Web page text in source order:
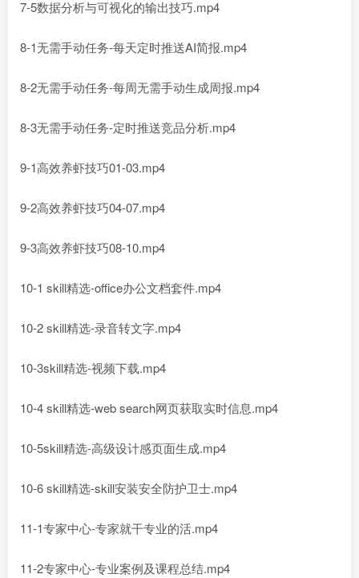
7-5数据分析与可视化的输出技巧.mp4
8-1无需手动任务-每天定时推送AI简报.mp4
8-2无需手动任务-每周无需手动生成周报.mp4
8-3无需手动任务-定时推送竞品分析.mp4
9-1高效养虾技巧01-03.mp4
9-2高效养虾技巧04-07.mp4
9-3高效养虾技巧08-10.mp4
10-1 skill精选-office办公文档套件.mp4
10-2 skill精选-录音转文字.mp4
10-3skill精选-视频下载.mp4
10-4 skill精选-web search网页获取实时信息.mp4
10-5skill精选-高级设计感页面生成.mp4
10-6 skill精选-skill安装安全防护卫士.mp4
11-1专家中心-专家就干专业的活.mp4
11-2专家中心-专业案例及课程总结.mp4